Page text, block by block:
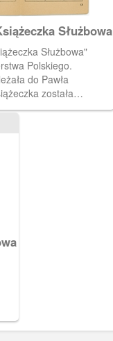
Służbowa
Służbowa"
Polskiego.
do Pawła
została
1937 roku
Alfa Liczmańskiego.
stronie tabela
stanu zdrowia